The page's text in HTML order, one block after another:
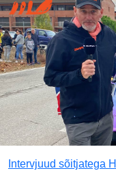
Intervjuud sõitjatega